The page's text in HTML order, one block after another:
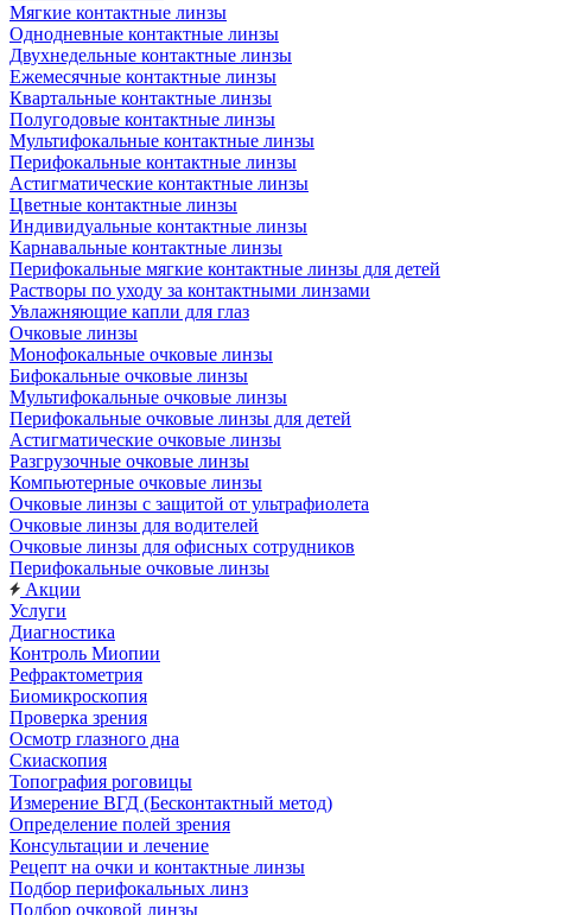
Мягкие контактные линзы
Однодневные контактные линзы
Двухнедельные контактные линзы
Ежемесячные контактные линзы
Квартальные контактные линзы
Полугодовые контактные линзы
Мультифокальные контактные линзы
Перифокальные контактные линзы
Астигматические контактные линзы
Цветные контактные линзы
Индивидуальные контактные линзы
Карнавальные контактные линзы
Перифокальные мягкие контактные линзы для детей
Растворы по уходу за контактными линзами
Увлажняющие капли для глаз
Очковые линзы
Монофокальные очковые линзы
Бифокальные очковые линзы
Мультифокальные очковые линзы
Перифокальные очковые линзы для детей
Астигматические очковые линзы
Разгрузочные очковые линзы
Компьютерные очковые линзы
Очковые линзы с защитой от ультрафиолета
Очковые линзы для водителей
Очковые линзы для офисных сотрудников
Перифокальные очковые линзы
Акции
Услуги
Диагностика
Контроль Миопии
Рефрактометрия
Биомикроскопия
Проверка зрения
Осмотр глазного дна
Скиаскопия
Топография роговицы
Измерение ВГД (Бесконтактный метод)
Определение полей зрения
Консультации и лечение
Рецепт на очки и контактные линзы
Подбор перифокальных линз
Подбор очковой линзы